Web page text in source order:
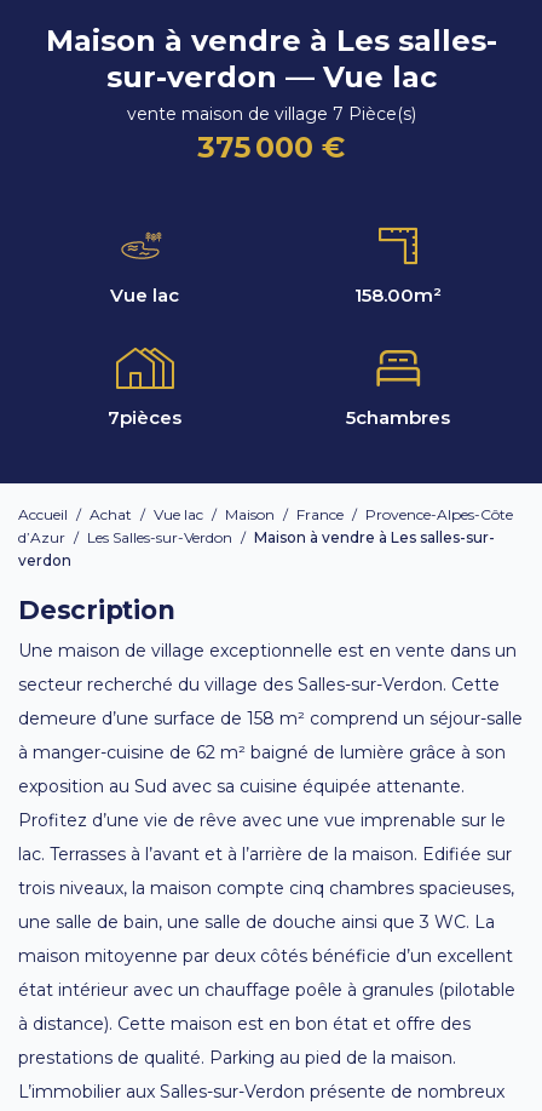
Maison à vendre à Les salles-
sur-verdon — Vue lac
vente maison de village 7 Pièce(s)
375 000 €
Vue lac 158.00m²
7pièces 5chambres
Accueil / Achat / Vue lac / Maison / France / Provence-Alpes-Côte
d’Azur / Les Salles-sur-Verdon / Maison à vendre à Les salles-sur-
verdon
Description
Une maison de village exceptionnelle est en vente dans un
secteur recherché du village des Salles-sur-Verdon. Cette
demeure d’une surface de 158 m² comprend un séjour-salle
à manger-cuisine de 62 m² baigné de lumière grâce à son
exposition au Sud avec sa cuisine équipée attenante.
Profitez d’une vie de rêve avec une vue imprenable sur le
lac. Terrasses à l’avant et à l’arrière de la maison. Edifiée sur
trois niveaux, la maison compte cinq chambres spacieuses,
une salle de bain, une salle de douche ainsi que 3 WC. La
maison mitoyenne par deux côtés bénéficie d’un excellent
état intérieur avec un chauffage poêle à granules (pilotable
à distance). Cette maison est en bon état et offre des
prestations de qualité. Parking au pied de la maison.
L’immobilier aux Salles-sur-Verdon présente de nombreux